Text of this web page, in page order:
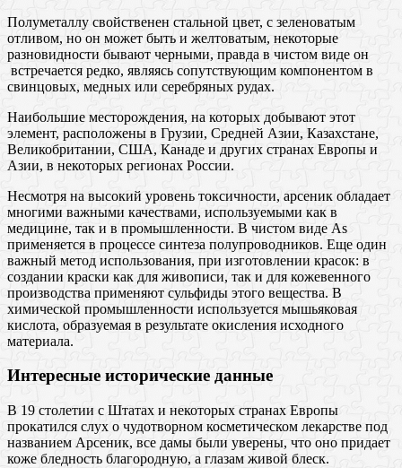
Полуметаллу свойственен стальной цвет, с зеленоватым
отливом, но он может быть и желтоватым, некоторые
разновидности бывают черными, правда в чистом виде он
встречается редко, являясь сопутствующим компонентом в
свинцовых, медных или серебряных рудах.
Наибольшие месторождения, на которых добывают этот
элемент, расположены в Грузии, Средней Азии, Казахстане,
Великобритании, США, Канаде и других странах Европы и
Азии, в некоторых регионах России.
Несмотря на высокий уровень токсичности, арсеник обладает
многими важными качествами, используемыми как в
медицине, так и в промышленности. В чистом виде As
применяется в процессе синтеза полупроводников. Еще один
важный метод использования, при изготовлении красок: в
создании краски как для живописи, так и для кожевенного
производства применяют сульфиды этого вещества. В
химической промышленности используется мышьяковая
кислота, образуемая в результате окисления исходного
материала.
Интересные исторические данные
В 19 столетии с Штатах и некоторых странах Европы
прокатился слух о чудотворном косметическом лекарстве под
названием Арсеник, все дамы были уверены, что оно придает
коже бледность благородную, а глазам живой блеск.